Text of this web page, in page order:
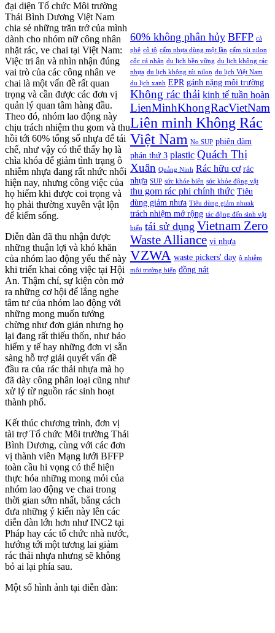
đại diện Tổ chức Môi trường
Thái Bình Dương Việt Nam
chia sẻ những trăn trở của mình
dành cho nhóm nữ công nhân
nhặt rác, ve chai tại Việt Nam:
Việc tri ân và nhìn nhận đúng
vai trò của các công nhân ve
chai là một vấn đề rất quan
trọng và cần được các đơn vị
quản lý quan tâm hàng đầu.
Theo đó, nhóm lao động này
chịu trách nhiệm thu gom và thu
hồi tới 60% tổng số nhựa để tái
chế, như vậy có thể thấy họ là
chìa khóa để giảm tình trạng ô
nhiễm nhựa đang rất nhức nhối
hiện nay, nhưng công việc của
họ hiếm khi được coi trọng và
họ phải thường xuyên vật lộn
để kiếm sống.
Diễn đàn đã thu nhận được
những thuận lợi và khó khăn
của nhóm lao động yếu thế này
khi triển khai công việc tại Hội
An. Thậm chí, sự kiện còn mở
ra những cơ hội để lắng nghe
tâm tư của nhóm lao động với
những mong muốn tưởng
chừng như đơn giản nhưng họ
lại đang rất thiếu thốn, như bảo
hiểm y tế hay những đơn vị sẵn
sàng hỗ trợ giải quyết vấn đề
đầu ra của rác thải nhựa mà họ
đã dày công phân loại cũng như
xử lý từ nguồn rác sinh hoạt
thành phố.
Kết thúc chương trình, đơn vị
tài trợ Tổ chức Môi trường Thái
Bình Dương, cùng với các đơn
vị thành viên Mạng lưới BFFP
toàn cầu hi vọng có thể hiện
thực hóa những mong mỏi của
nhóm lao động ve chai trong
thời gian sớm nhất, bằng cách
đưa những ý kiến này lên các
diễn đàn lớn hơn như INC2 tại
Pháp hay các tổ chức nhà nước,
hướng tới một tương lai giảm
rác thải nhựa nhưng sẽ không
bỏ ai lại phía sau.
Một số hình ảnh tại diễn đàn:
60% không phân hủy BFFP cà
phê cô tô cấm nhựa dùng một lần cấm túi nilon
cốc cá nhân du lịch bền vững du lịch không rác
nhựa du lịch không túi nilon du lịch Việt Nam
du lịch xanh EPR gánh nặng môi trường
Không rác thải kinh tế tuần hoàn
LienMinhKhongRacVietNam
Liên minh Không Rác
Việt Nam No SUP phiên đàm
phán thứ 3 plastic Quách Thị
Xuân Quảng Ninh Rác hữu cơ rác
nhựa SUP sức khỏe biển sức khỏe động vật
thu gom rác phi chính thức Tiêu
dùng giảm nhưa Tiêu dùng giảm nhưak
trách nhiệm mở rộng tác động đến sinh vật
biển tái sử dụng Vietnam Zero
Waste Alliance vi nhựa
VZWA waste pickers' day ô nhiễm
môi trường biển đồng nát